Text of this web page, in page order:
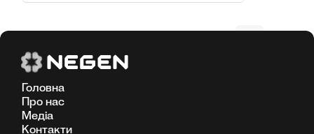
Головна
Про нас
Медіа
Контакти